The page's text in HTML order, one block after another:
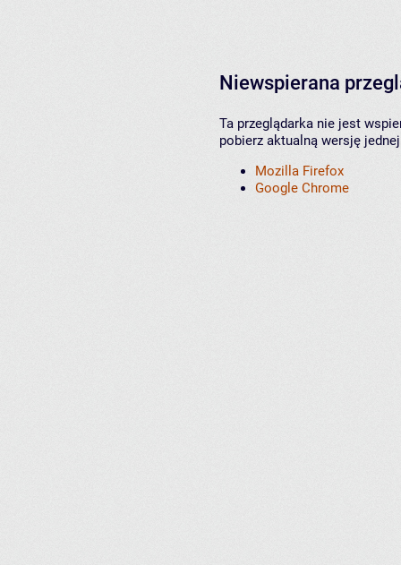
Niewspierana
Ta przeglądarka nie jest
pobierz aktualną wersję
Mozilla Firefox
Google Chrome